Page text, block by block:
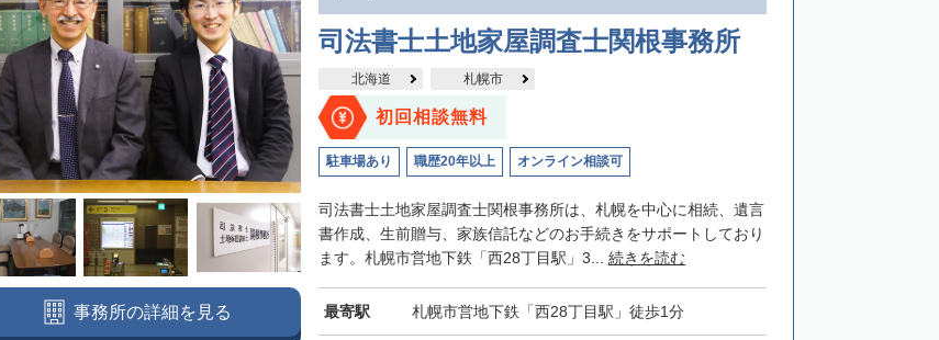
司法書士土地家屋調査士関根事務所
北海道 札幌市
初回相談無料
駐車場あり 職歴20年以上 オンライン相談可
司法書士土地家屋調査士関根事務所は、札幌を中心に相続、遺言
書作成、生前贈与、家族信託などのお手続きをサポートしており
ます。札幌市営地下鉄「西28丁目駅」3... 続きを読む
最寄駅 札幌市営地下鉄「西28丁目駅」徒歩1分
事務所の詳細を見る